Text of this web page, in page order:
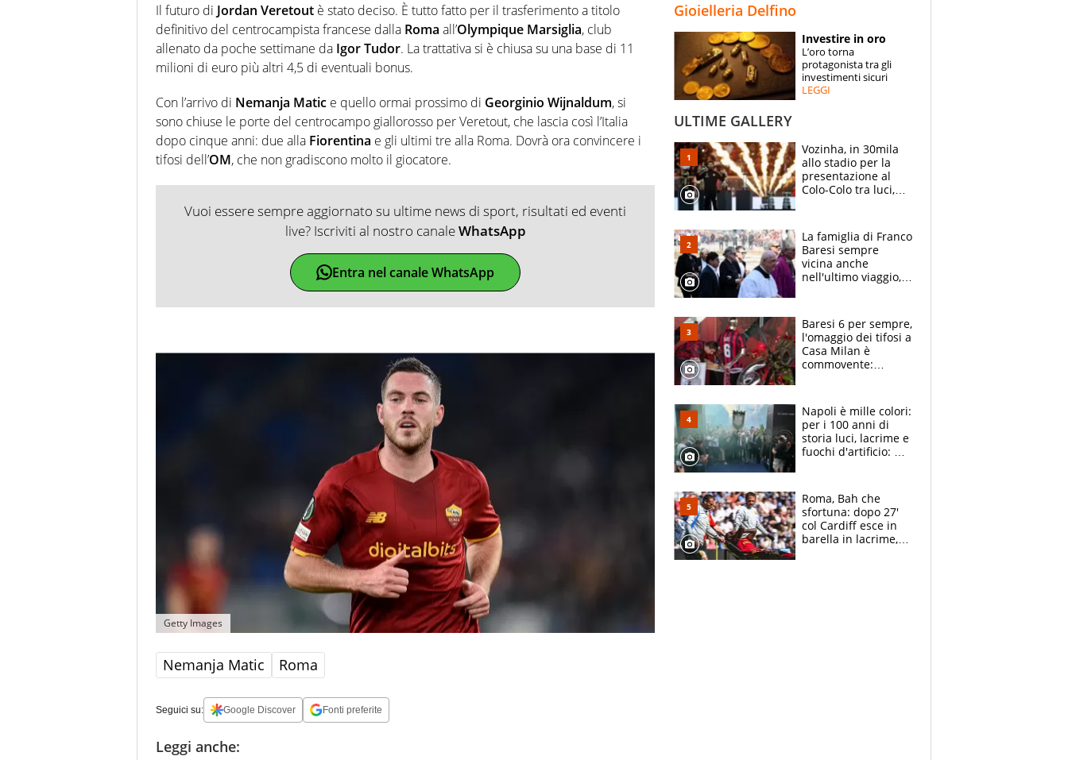
SPECIALI
ESPERTI
Il futuro di Jordan Veretout è stato deciso. È tutto fatto per il trasferimento a titolo
definitivo del centrocampista francese dalla Roma all’Olympique Marsiglia, club
allenato da poche settimane da Igor Tudor. La trattativa si è chiusa su una base di 11
milioni di euro più altri 4,5 di eventuali bonus.
Con l’arrivo di Nemanja Matic e quello ormai prossimo di Georginio Wijnaldum, si
sono chiuse le porte del centrocampo giallorosso per Veretout, che lascia così l’Italia
dopo cinque anni: due alla Fiorentina e gli ultimi tre alla Roma. Dovrà ora convincere i
tifosi dell’OM, che non gradiscono molto il giocatore.
Vuoi essere sempre aggiornato su ultime news di sport, risultati ed eventi
live? Iscriviti al nostro canaleWhatsApp
Entra nel canale WhatsApp
Getty Images
Nemanja Matic Roma
Seguici su: Google Discover Fonti preferite
Leggi anche:
Gioielleria Delfino
Investire in oro
L’oro torna
protagonista tra gli
investimenti sicuri
LEGGI
ULTIME GALLERY
Vozinha, in 30mila
allo stadio per la
presentazione al
Colo-Colo tra luci,
La famiglia di Franco
Baresi sempre
vicina anche
nell'ultimo viaggio,
circondati
dall'affetto dei tifosi
Baresi 6 per sempre,
l'omaggio dei tifosi a
Casa Milan è
commovente:
bigliettini
Napoli è mille colori:
per i 100 anni di
storia luci, lacrime e
fuochi d'artificio: De
Roma, Bah che
sfortuna: dopo 27'
col Cardiff esce in
barella in lacrime,